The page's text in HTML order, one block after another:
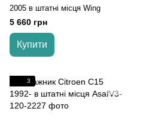
2005 в штатні місця Wing
5 660 грн
Купити
3